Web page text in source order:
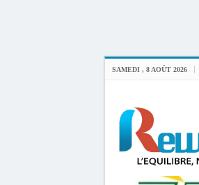
SAMEDI , 8 AOÛT 2026